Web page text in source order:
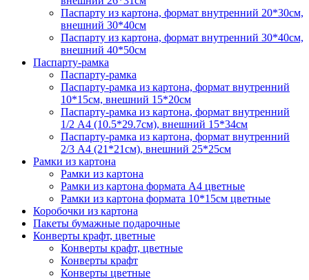
Паспарту из картона, формат внутренний 20*30см,
внешний 30*40см
Паспарту из картона, формат внутренний 30*40см,
внешний 40*50см
Паспарту-рамка
Паспарту-рамка
Паспарту-рамка из картона, формат внутренний
10*15см, внешний 15*20см
Паспарту-рамка из картона, формат внутренний
1/2 А4 (10.5*29.7см), внешний 15*34см
Паспарту-рамка из картона, формат внутренний
2/3 А4 (21*21см), внешний 25*25см
Рамки из картона
Рамки из картона
Рамки из картона формата А4 цветные
Рамки из картона формата 10*15см цветные
Коробочки из картона
Пакеты бумажные подарочные
Конверты крафт, цветные
Конверты крафт, цветные
Конверты крафт
Конверты цветные